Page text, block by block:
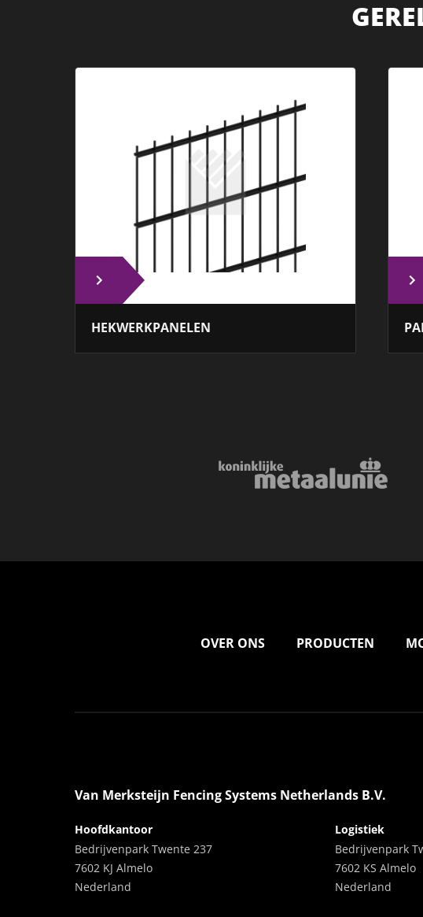
HEKWERKPANELEN
OVER ONS PRODUCTEN
Van Merksteijn Fencing Systems Netherlands B.V.
Hoofdkantoor
Bedrijvenpark Twente 237
7602 KJ Almelo
Nederland
Logistiek
Bedrijvenpark
7602 KS Almelo
Nederland